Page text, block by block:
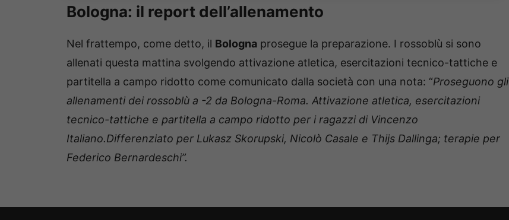
Bologna: il report dell’allenamento
Nel frattempo, come detto, il Bologna prosegue la preparazione. I rossoblù si sono
allenati questa mattina svolgendo attivazione atletica, esercitazioni tecnico-tattiche e
partitella a campo ridotto come comunicato dalla società con una nota: “Proseguono gli
allenamenti dei rossoblù a -2 da Bologna-Roma. Attivazione atletica, esercitazioni
tecnico-tattiche e partitella a campo ridotto per i ragazzi di Vincenzo
Italiano.Differenziato per Lukasz Skorupski, Nicolò Casale e Thijs Dallinga; terapie per
Federico Bernardeschi”.